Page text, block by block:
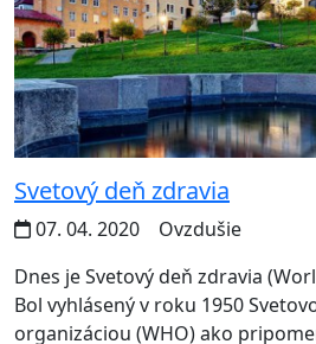
Svetový deň zdravia
07. 04. 2020
Ovzdušie
Dnes je Svetový deň zdravia
Bol vyhlásený v roku 1950
organizáciou (WHO) ako